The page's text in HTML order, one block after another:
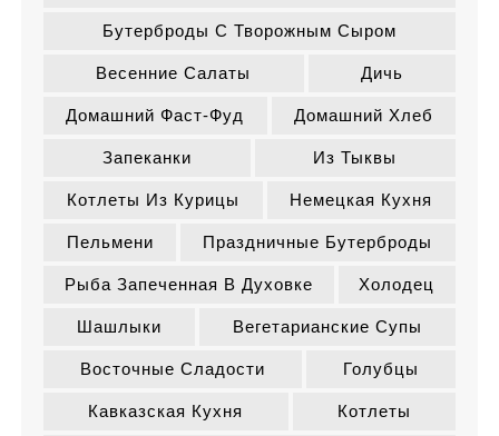
Бутерброды С Творожным Сыром
Весенние Салаты Дичь
Домашний Фаст-Фуд Домашний Хлеб
Запеканки Из Тыквы
Котлеты Из Курицы Немецкая Кухня
Пельмени Праздничные Бутерброды
Рыба Запеченная В Духовке Холодец
Шашлыки Вегетарианские Супы
Восточные Сладости Голубцы
Кавказская Кухня Котлеты